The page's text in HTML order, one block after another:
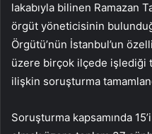
lakabıyla bilinen Ramazan
örgüt yöneticisinin
Örgütü’nün İstanbul’un
üzere birçok ilçede işlediği
ilişkin soruşturma
Soruşturma kapsamında